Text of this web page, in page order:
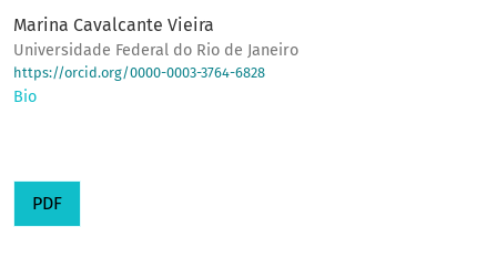
Marina Cavalcante Vieira
Universidade Federal do Rio de Janeiro
https://orcid.org/0000-0003-3764-6828
Bio
PDF